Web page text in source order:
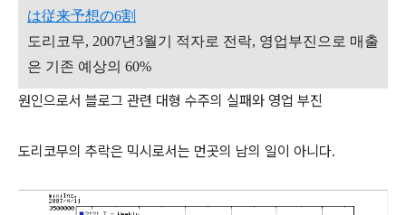
は従来予想の6割
도리코무, 2007년3월기 적자로 전락, 영업부진으로 매출
은 기존 예상의 60%
원인으로서 블로그 관련 대형 수주의 실패와 영업 부진
도리코무의 추락은 믹시로서는 먼곳의 남의 일이 아니다.